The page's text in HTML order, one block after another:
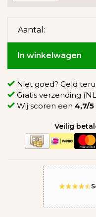
Aantal:
In winkelwagen
Niet goed? Geld
Gratis verzending
Wij scoren een 4,7/5
Veilig